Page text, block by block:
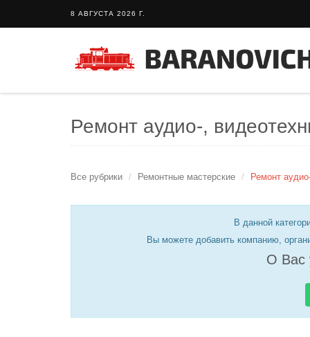
8 АВГУСТА 2026 Г.
Ремонт аудио-,
Все рубрики Ремонтные мастерские Ремонт
В данной
Вы можете добавить компанию,
О Вас